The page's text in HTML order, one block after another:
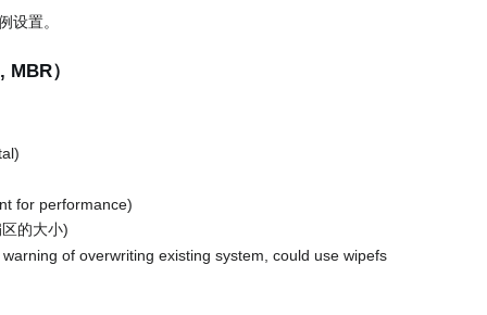
设置。
）
for performance)
的大小)
of overwriting existing system, could use wipefs